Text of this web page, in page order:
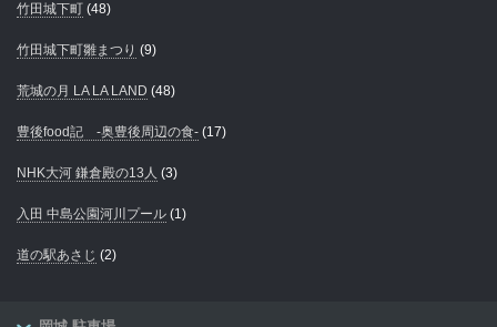
竹田城下町 (48)
竹田城下町雛まつり (9)
荒城の月 LA LA LAND (48)
豊後food記 -奥豊後周辺の食- (17)
NHK大河 鎌倉殿の13人 (3)
入田 中島公園河川プール (1)
道の駅あさじ (2)